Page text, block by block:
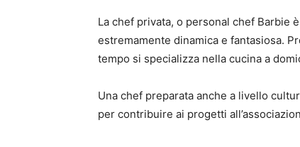
La chef privata, o personal chef Barbie
estremamente dinamica e fantasiosa.
tempo si specializza nella cucina a
Una chef preparata anche a livello
per contribuire ai progetti